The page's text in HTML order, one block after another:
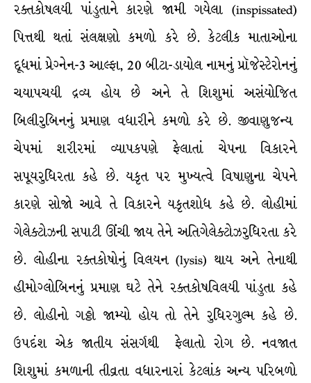
રક્તકોષલયી પાંડુતાને કારણે જામી ગયેલા (inspissated)
પિત્તથી થતાં સંલક્ષણો કમળો કરે છે. કેટલીક માતાઓના
દૂધમાં પ્રેગ્નેન-3 આલ્ફા, 20 બીટા-ડાયોલ નામનું પ્રૉજેસ્ટેરોનનું
ચયાપચયી દ્રવ્ય હોય છે અને તે શિશુમાં અસંયોજિત
બિલીરુબિનનું પ્રમાણ વધારીને કમળો કરે છે. જીવાણુજન્ય
ચેપમાં શરીરમાં વ્યાપકપણે ફેલાતાં ચેપના વિકારને
સપૂયરુધિરતા કહે છે. યકૃત પર મુખ્યત્વે વિષાણુના ચેપને
કારણે સોજો આવે તે વિકારને યકૃતશોધ કહે છે. લોહીમાં
ગેલેક્ટોઝની સપાટી ઊંચી જાય તેને અતિગેલેક્ટોઝરુધિરતા કરે
છે. લોહીના રક્તકોષોનું વિલયન (lysis) થાય અને તેનાથી
હીમોગ્લોબિનનું પ્રમાણ ઘટે તેને રક્તકોષવિલયી પાંડુતા કહે
છે. લોહીનો ગઠ્ઠો જામ્યો હોય તો તેને રુધિરગુલ્મ કહે છે.
ઉપદંશ એક જાતીય સંસર્ગથી ફેલાતો રોગ છે. નવજાત
શિશુમાં કમળાની તીવ્રતા વધારનારાં કેટલાંક અન્ય પરિબળો